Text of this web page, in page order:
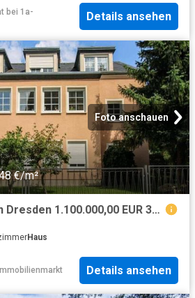
bei 1a-
Details ansehen
Foto anschauen
€/m²
Haus zum Kaufen in Dresden 1.100.000,00 EUR 310.07 m²
Haus
Details ansehen